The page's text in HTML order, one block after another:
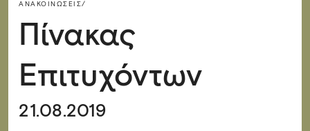
ΑΝΑΚΟΙΝΏΣΕΙΣ/
Πίνακας
Επιτυχόντων
21.08.2019